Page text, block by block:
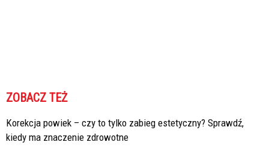
ZOBACZ TEŻ
Korekcja powiek – czy to tylko zabieg estetyczny? Sprawdź,
kiedy ma znaczenie zdrowotne